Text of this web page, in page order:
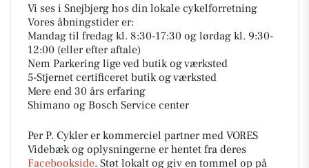
Vi ses i Snejbjerg hos din lokale cykelforretning
Vores åbningstider er:
Mandag til fredag kl. 8:30-17:30 og lørdag kl. 9:30-
12:00 (eller efter aftale)
Nem Parkering lige ved butik og værksted
5-Stjernet certificeret butik og værksted
Mere end 30 års erfaring
Shimano og Bosch Service center
Per P. Cykler er kommerciel partner med VORES
Videbæk og oplysningerne er hentet fra deres
Facebookside. Støt lokalt og giv en tommel op på